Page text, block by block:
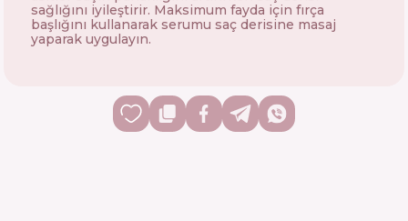
sağlığını iyileştirir. Maksimum fayda için fırça
başlığını kullanarak serumu saç derisine masaj
yaparak uygulayın.